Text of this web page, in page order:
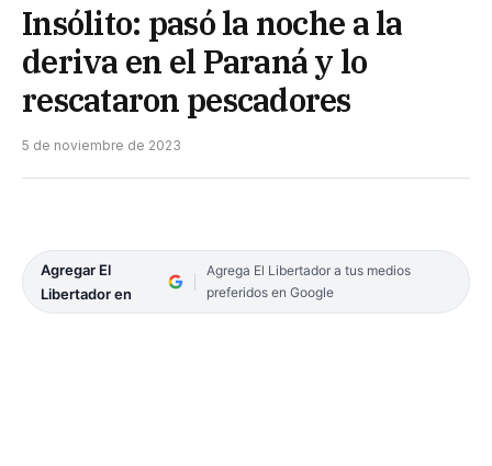
Insólito: pasó la noche a la
deriva en el Paraná y lo
rescataron pescadores
5 de noviembre de 2023
Agregar El
Libertador en
Agrega El Libertador a tus medios
preferidos en Google